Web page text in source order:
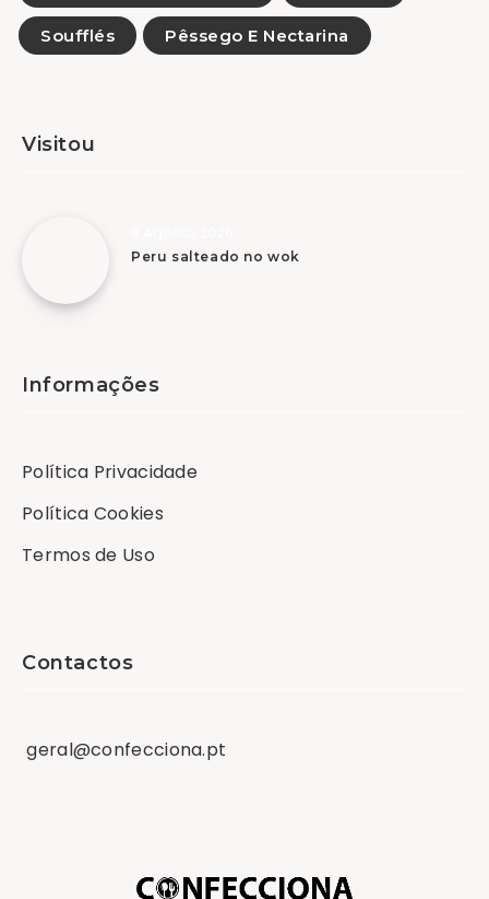
Soufflés Pêssego E Nectarina
Visitou
Peru salteado no wok
Informações
Política Privacidade
Política Cookies
Termos de Uso
Contactos
geral@confecciona.pt